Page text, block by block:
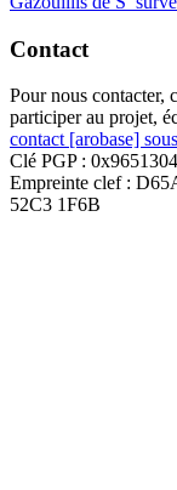
Contact
Pour nous contacter,
participer au projet,
contact [arobase]
Clé PGP :
Empreinte clef :
52C3 1F6B